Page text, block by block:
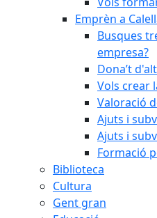
Emprèn a
Busques
empresa?
Dona’t
Vols crear
Valoració
Ajuts i
Ajuts i
Formació
Biblioteca
Cultura
Gent gran